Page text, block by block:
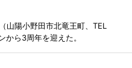
山陽小野田市北竜王町、TEL
ら3周年を迎えた。